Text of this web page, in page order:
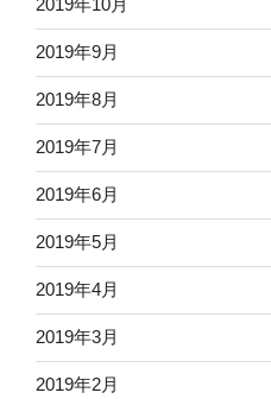
2019年10月
2019年9月
2019年8月
2019年7月
2019年6月
2019年5月
2019年4月
2019年3月
2019年2月